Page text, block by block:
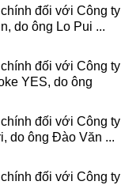
đối với Công ty
do ông Lo Pui ...
đối với Công ty
YES, do ông
đối với Công ty
do ông Đào Văn ...
đối với Công ty